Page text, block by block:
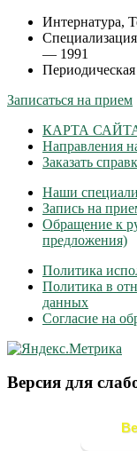
Интернатура,
— 1991
Записаться на прием
КАРТА
Направления
Заказать
Наши
Запись на
Обращение к
предложения)
Политика
Политика в
данных
Согласие на
Версия для